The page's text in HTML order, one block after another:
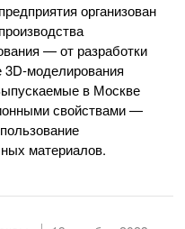
организован
— от разработки
3D-моделирования
в Москве
свойствами —
материалов.